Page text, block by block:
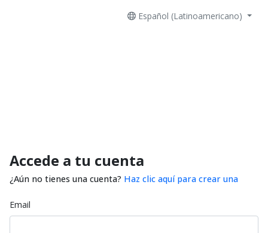
Español (Latinoamericano)
Accede a tu cuenta
¿Aún no tienes una cuenta? Haz clic aquí para crear una
Email